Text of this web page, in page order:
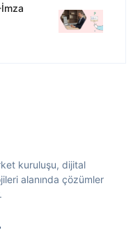
kuruluşu, dijital
alanında çözümler